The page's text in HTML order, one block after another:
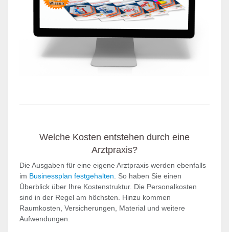
Welche Kosten entstehen durch eine
Arztpraxis?
Die Ausgaben für eine eigene Arztpraxis werden ebenfalls
im Businessplan festgehalten . So haben Sie einen
Überblick über Ihre Kostenstruktur. Die Personalkosten
sind in der Regel am höchsten. Hinzu kommen
Raumkosten, Versicherungen, Material und weitere
Aufwendungen.